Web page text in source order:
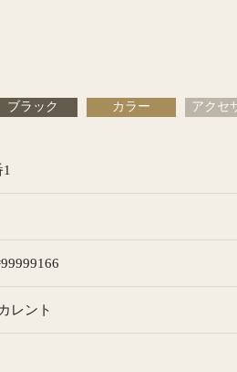
ブラック カラー アクセ
1
レント